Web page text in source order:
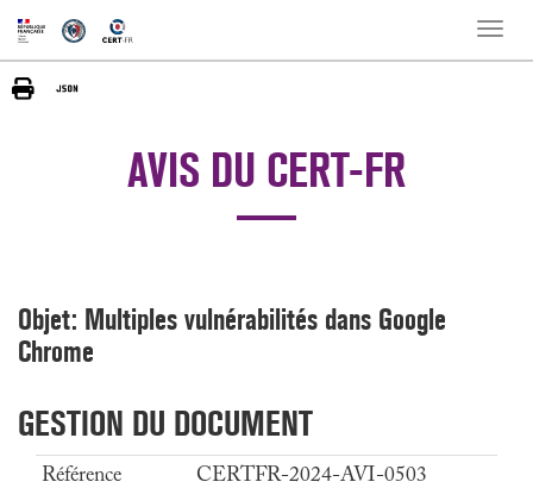
Toggle
AVIS DU CERT-FR
Objet: Multiples vulnérabilités dans Google
Chrome
GESTION DU DOCUMENT
Référence
CERTFR-2024-AVI-0503